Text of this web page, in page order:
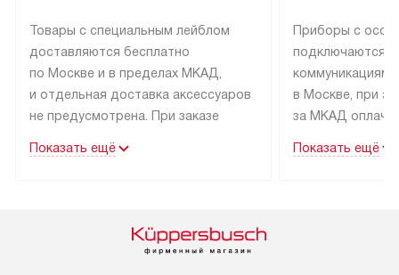
Товары с специальным лейблом
доставляются бесплатно
по Москве и в пределах МКАД,
и отдельная доставка аксессуаров
не предусмотрена. При заказе
рекомендуем обсудить
быть отправлены покупателю
Показать ещё
Приборы с
подключаются к
коммуникациям
в Москве, при
за МКАД
партнера
Показать ещё